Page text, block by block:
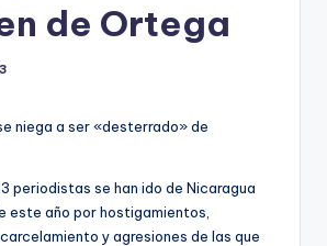
de Ortega
niega a ser «desterrado» de
periodistas se han ido de Nicaragua
este año por hostigamientos,
y agresiones de las que